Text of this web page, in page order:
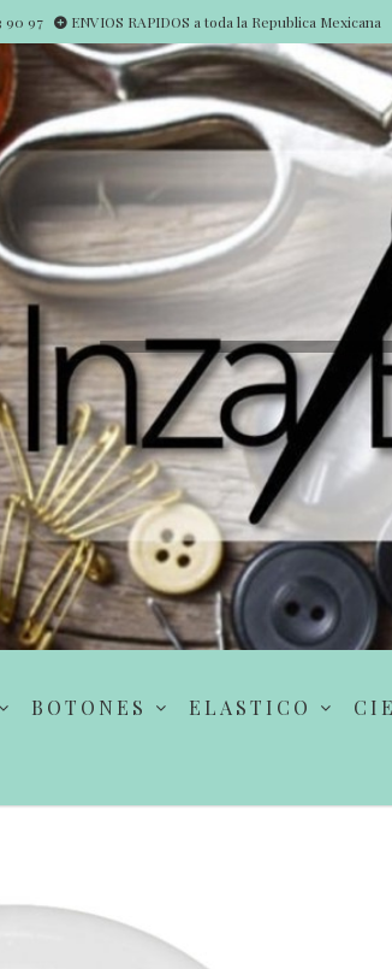
90 97 ENVIOS RAPIDOS a toda la Republica Mexicana
BOTONES ELASTICO